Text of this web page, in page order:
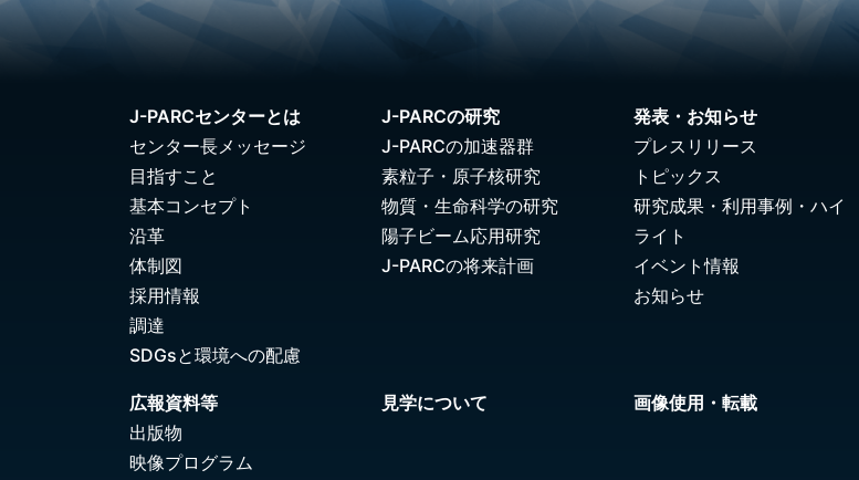
J-PARCセンターとは
センター長メッセージ
目指すこと
基本コンセプト
沿革
体制図
採用情報
調達
SDGsと環境への配慮
J-PARCの研究
J-PARCの加速器群
素粒子・原子核研究
物質・生命科学の研究
陽子ビーム応用研究
J-PARCの将来計画
発表・お知らせ
プレスリリース
トピックス
研究成果・利用事例・ハイ
ライト
イベント情報
お知らせ
広報資料等
出版物
映像プログラム
見学について 画像使用・転載